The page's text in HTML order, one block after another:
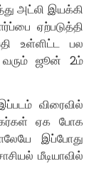
அட்லி இயக்கி
ஏற்படுத்தி
உள்ளிட்ட பல
வரும் ஜூன் 2ம்
விரைவில்
ஏக போக
இப்போது
மீடியாவில்